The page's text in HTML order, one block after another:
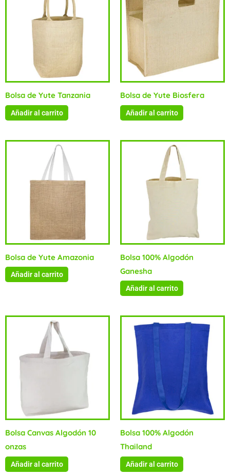
Bolsa de Yute Tanzania
Añadir al carrito
Bolsa de Yute Biosfera
Añadir al carrito
Bolsa de Yute Amazonia
Añadir al carrito
Bolsa 100% Algodón
Ganesha
Añadir al carrito
Bolsa Canvas Algodón 10
onzas
Añadir al carrito
Bolsa 100% Algodón
Thailand
Añadir al carrito